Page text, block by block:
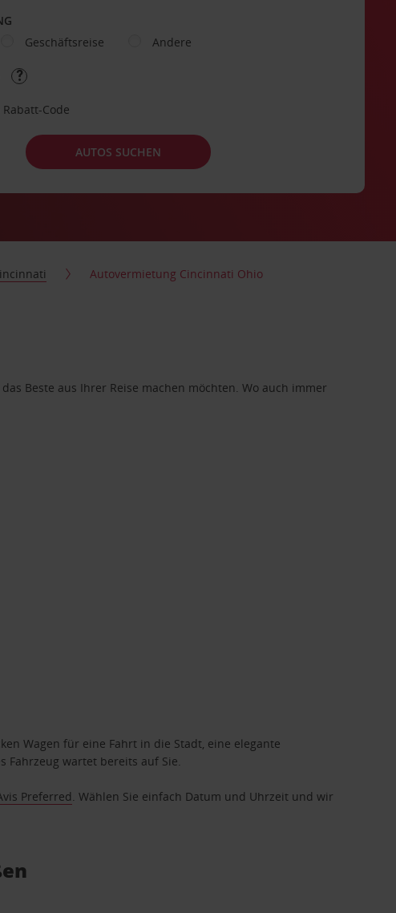
Geschäftsreise Andere
Code
AUTOS SUCHEN
Autovermietung Cincinnati Ohio
Beste aus Ihrer Reise machen möchten. Wo auch immer
Wagen für eine Fahrt in die Stadt, eine elegante
wartet bereits auf Sie.
Preferred. Wählen Sie einfach Datum und Uhrzeit und wir